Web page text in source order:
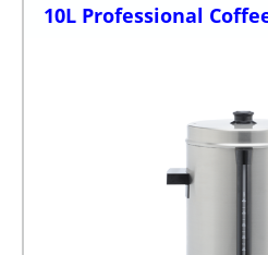
10L Professional